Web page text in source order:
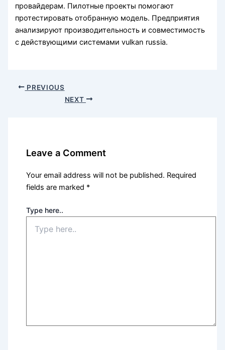
провайдерам. Пилотные проекты помогают
протестировать отобранную модель. Предприятия
анализируют производительность и совместимость
с действующими системами vulkan russia.
PREVIOUS
NEXT
Leave a Comment
Your email address will not be published. Required
fields are marked *
Type here..